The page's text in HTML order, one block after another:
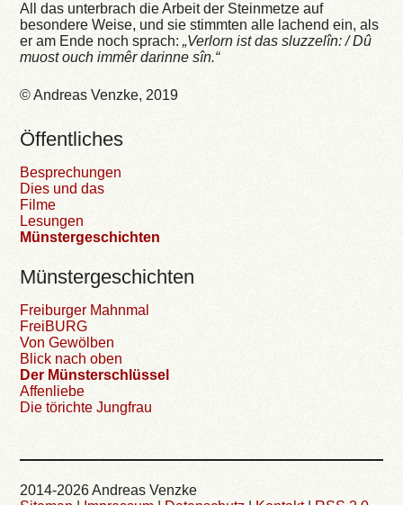
All das unterbrach die Arbeit der Steinmetze auf
besondere Weise, und sie stimmten alle lachend ein, als
er am Ende noch sprach:„Verlorn ist das sluzzelîn: / Dû
muost ouch immêr darinne sîn.“
© Andreas Venzke, 2019
Öffentliches
Besprechungen
Dies und das
Filme
Lesungen
Münstergeschichten
Münstergeschichten
Freiburger Mahnmal
FreiBURG
Von Gewölben
Blick nach oben
Der Münsterschlüssel
Affenliebe
Die törichte Jungfrau
2014-2026 Andreas Venzke